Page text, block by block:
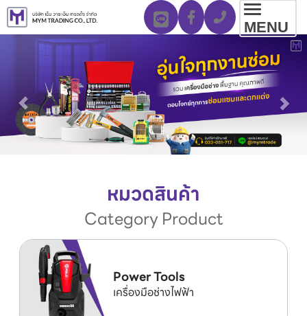
MENU
หมวดสินค้า
Category Product
Power Tools
เครื่องมือช่างไฟฟ้า